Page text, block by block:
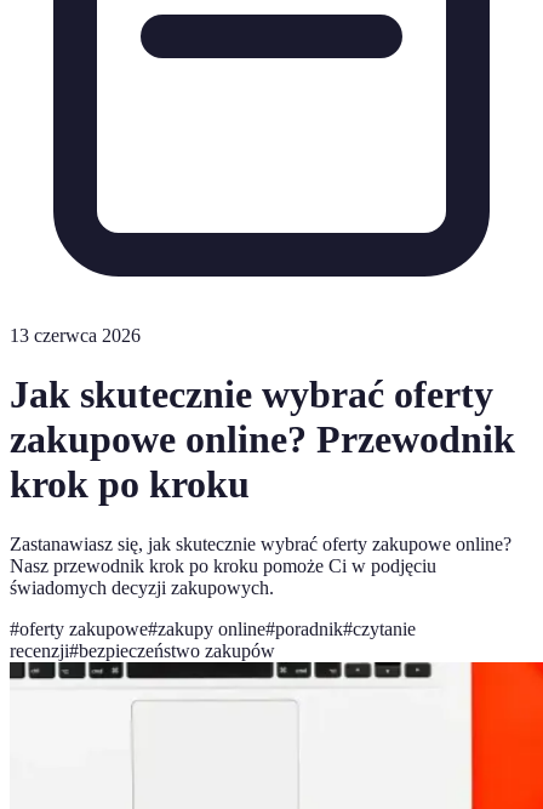
13 czerwca 2026
Jak skutecznie wybrać oferty
zakupowe online? Przewodnik
krok po kroku
Zastanawiasz się, jak skutecznie wybrać oferty zakupowe online?
Nasz przewodnik krok po kroku pomoże Ci w podjęciu
świadomych decyzji zakupowych.
#oferty zakupowe#zakupy online#poradnik#czytanie
recenzji#bezpieczeństwo zakupów